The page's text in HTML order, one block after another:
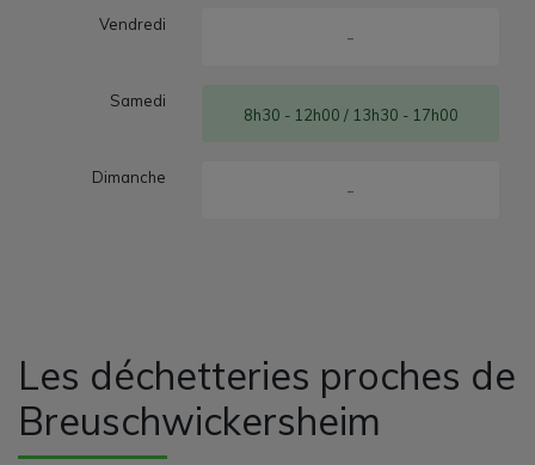
Les déchetteries proches de
Breuschwickersheim
Vendredi
-
Samedi
8h30 - 12h00 / 13h30 - 17h00
Dimanche
-